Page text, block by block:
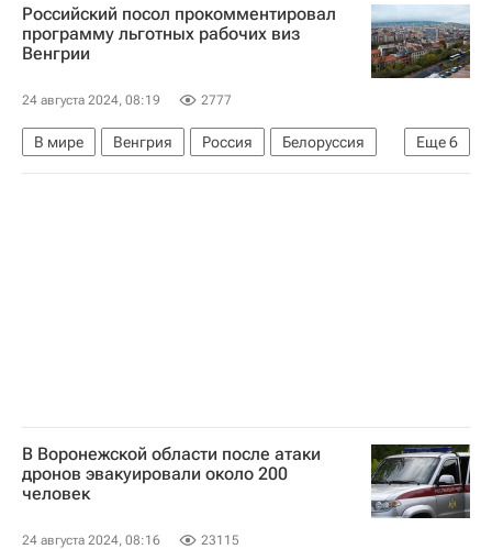
Кировский район
СЦКК
НАТО
Происшествия
Российский посол прокомментировал
программу льготных рабочих виз
Венгрии
24 августа 2024, 08:19 2777
Еще6
В мире Венгрия Россия
Белоруссия
Манфред Вебер
Петер Сийярто
В Воронежской области после атаки
дронов эвакуировали около 200
человек
24 августа 2024, 08:16 23115